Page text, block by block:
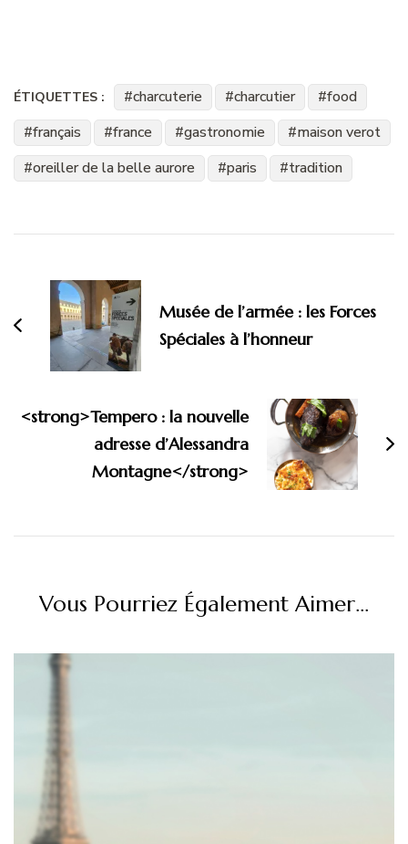
ÉTIQUETTES : charcuterie charcutier
food
français
france gastronomie
maison verot
oreiller de la belle aurore
paris tradition
d'article
Musée de l’armée : les Forces
Spéciales à l’honneur
<strong>Tempero : la nouvelle
adresse d’Alessandra
Montagne</strong>
Vous Pourriez Également Aimer...